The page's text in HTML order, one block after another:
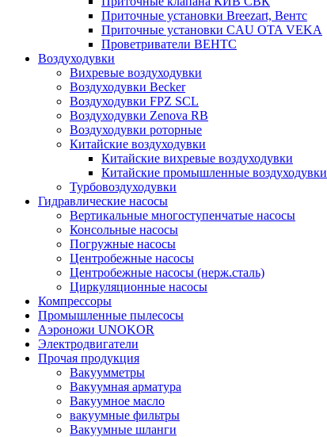
Приточные установки Breezart, Вентс
Приточные установки CAU OTA VEKA
Проветриватели ВЕНТС
Воздуходувки
Вихревые воздуходувки
Воздуходувки Becker
Воздуходувки FPZ SCL
Воздуходувки Zenova RB
Воздуходувки роторные
Китайские воздуходувки
Китайские вихревые воздуходувки
Китайские промышленные воздуходувки
Турбовоздуходувки
Гидравлические насосы
Вертикальные многоступенчатые насосы
Консольные насосы
Погружные насосы
Центробежные насосы
Центробежные насосы (нерж.сталь)
Циркуляционные насосы
Компрессоры
Промышленные пылесосы
Аэроножи UNOKOR
Электродвигатели
Прочая продукция
Вакуумметры
Вакуумная арматура
Вакуумное масло
вакуумные фильтры
Вакуумные шланги